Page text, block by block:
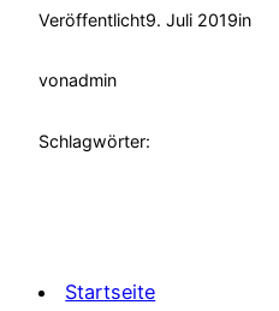
Veröffentlicht9. Juli 2019in
vonadmin
Schlagwörter:
Startseite